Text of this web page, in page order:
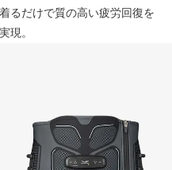
着るだけで質の高い疲労回復を
実現。